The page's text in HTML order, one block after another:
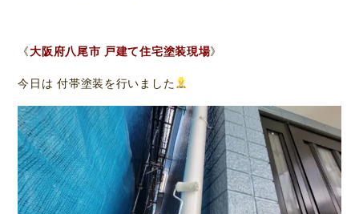
《大阪府八尾市 戸建て住宅塗装現場》
今日は 付帯塗装を行いました